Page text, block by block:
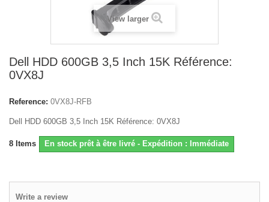
View larger
Dell HDD 600GB 3,5 Inch 15K Référence:
0VX8J
Reference: 0VX8J-RFB
Dell HDD 600GB 3,5 Inch 15K Référence: 0VX8J
8 Items En stock prêt à être livré - Expédition : Immédiate
Write a review